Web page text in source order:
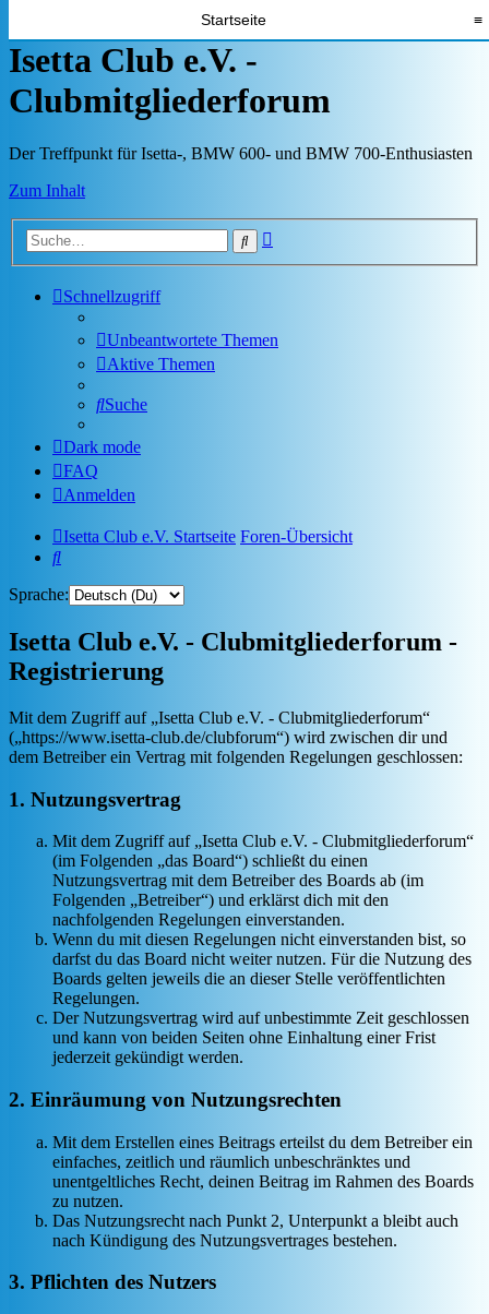
Startseite ≡
Isetta Club e.V. -
Clubmitgliederforum
Der Treffpunkt für Isetta-, BMW 600- und BMW 700-Enthusiasten
Zum Inhalt
Suche
Schnellzugriff
Unbeantwortete Themen
Aktive Themen
Suche
Dark mode
FAQ
Anmelden
Isetta Club e.V. Startseite Foren-Übersicht
Suche
Sprache:
Isetta Club e.V. - Clubmitgliederforum -
Registrierung
Mit dem Zugriff auf „Isetta Club e.V. - Clubmitgliederforum“
(„https://www.isetta-club.de/clubforum“) wird zwischen dir und
dem Betreiber ein Vertrag mit folgenden Regelungen geschlossen:
1. Nutzungsvertrag
Mit dem Zugriff auf „Isetta Club e.V. - Clubmitgliederforum“
(im Folgenden „das Board“) schließt du einen
Nutzungsvertrag mit dem Betreiber des Boards ab (im
Folgenden „Betreiber“) und erklärst dich mit den
nachfolgenden Regelungen einverstanden.
Wenn du mit diesen Regelungen nicht einverstanden bist, so
darfst du das Board nicht weiter nutzen. Für die Nutzung des
Boards gelten jeweils die an dieser Stelle veröffentlichten
Regelungen.
Der Nutzungsvertrag wird auf unbestimmte Zeit geschlossen
und kann von beiden Seiten ohne Einhaltung einer Frist
jederzeit gekündigt werden.
2. Einräumung von Nutzungsrechten
Mit dem Erstellen eines Beitrags erteilst du dem Betreiber ein
einfaches, zeitlich und räumlich unbeschränktes und
unentgeltliches Recht, deinen Beitrag im Rahmen des Boards
zu nutzen.
Das Nutzungsrecht nach Punkt 2, Unterpunkt a bleibt auch
nach Kündigung des Nutzungsvertrages bestehen.
3. Pflichten des Nutzers